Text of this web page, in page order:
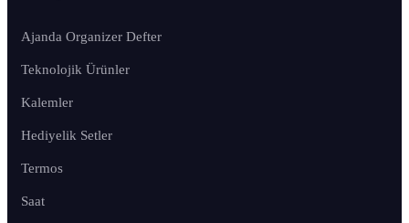
Ajanda Organizer Defter
Teknolojik Ürünler
Kalemler
Hediyelik Setler
Termos
Saat